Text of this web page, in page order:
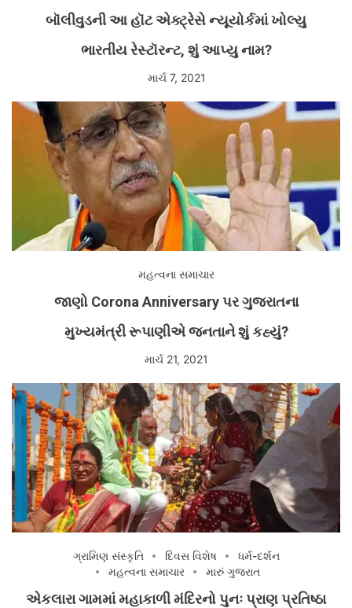
બૉલીવુડની આ હૉટ એક્ટ્રેસે ન્યૂયોર્કમાં ખોલ્યુ
ભારતીય રેસ્ટૉરન્ટ, શું આપ્યુ નામ?
માર્ચ 7, 2021
મહત્વના સમાચાર
જાણો Corona Anniversary પર ગુજરાતના
મુખ્યમંત્રી રૂપાણીએ જનતાને શું કહ્યું?
માર્ચ 21, 2021
ગ્રામિણ સંસ્કૃતિ દિવસ વિશેષ
ધર્મ-દર્શન
મહત્વના સમાચાર
મારું ગુજરાત
એકલારા ગામમાં મહાકાળી મંદિરનો પુનઃ પ્રાણ પ્રતિષ્ઠા